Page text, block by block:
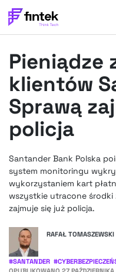
BANKOWOŚĆ
EVENTY
FELIETONY
WYWIADY
LEGAL
FINTEKEXTRA
OKIEM EKSPERTA
Pieniądze
klientów
Sprawą
policja
Santander Bank Polska
system monitoringu
wykorzystaniem kart
wszystkie utracone środki
zajmuje się już policja.
RAFAŁ TOMASZEWSKI
#SANTANDER #